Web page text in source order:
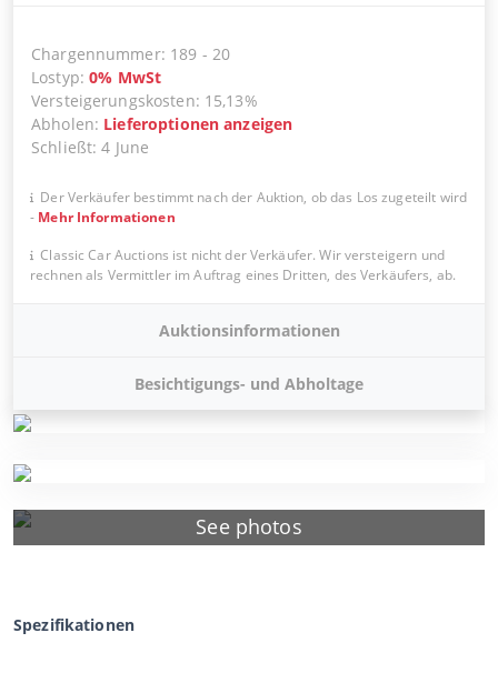
See photos
Chargennummer: 189 - 20
Lostyp:0% MwSt
Versteigerungskosten: 15,13%
Abholen: Lieferoptionen anzeigen
Schließt:4 June
Der Verkäufer bestimmt nach der Auktion, ob das Los zugeteilt wird
- Mehr Informationen
Classic Car Auctions ist nicht der Verkäufer. Wir versteigern und
rechnen als Vermittler im Auftrag eines Dritten, des Verkäufers, ab.
Auktionsinformationen
Besichtigungs- und Abholtage
Spezifikationen